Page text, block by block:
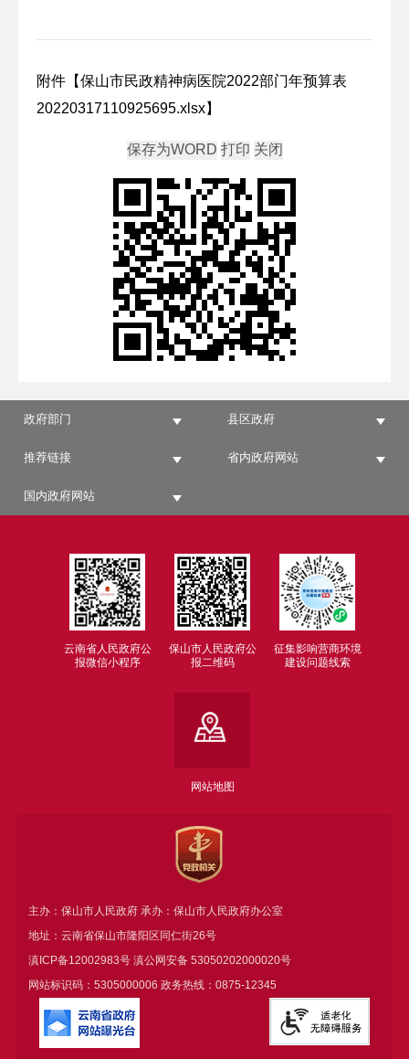
附件【保山市民政精神病医院2022部门年预算表
20220317110925695.xlsx】
政府部门 县区政府
推荐链接 省内政府网站
国内政府网站
云南省人民政府公
报微信小程序
保山市人民政府公
报二维码
征集影响营商环境
建设问题线索
网站地图
主办：保山市人民政府 承办：保山市人民政府办公室
地址：云南省保山市隆阳区同仁街26号
滇ICP备12002983号滇公网安备 53050202000020号
网站标识码：5305000006 政务热线：0875-12345